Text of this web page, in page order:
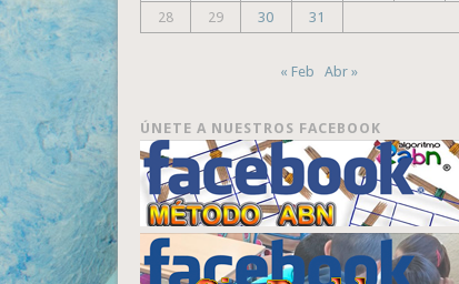
28
29 30 31
« Feb Abr »
ÚNETE A NUESTROS FACEBOOK